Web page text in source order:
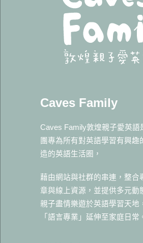
Caves Family
Caves Family敦煌親子愛英語
團專為所有對英語學習有興趣
造的英語生活圈，
藉由網站與社群的串連，整合
章與線上資源，並提供多元動
親子盡情樂遊於英語學習天地
「語言專業」延伸至家庭日常